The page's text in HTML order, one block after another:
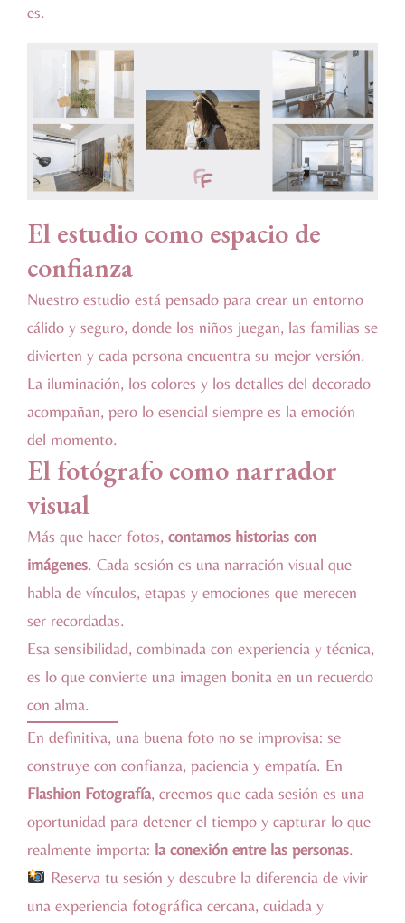
es.
El estudio como espacio de
confianza
Nuestro estudio está pensado para crear un entorno
cálido y seguro, donde los niños juegan, las familias se
divierten y cada persona encuentra su mejor versión.
La iluminación, los colores y los detalles del decorado
acompañan, pero lo esencial siempre es la emoción
del momento.
El fotógrafo como narrador
visual
Más que hacer fotos, contamos historias con
imágenes. Cada sesión es una narración visual que
habla de vínculos, etapas y emociones que merecen
ser recordadas.
Esa sensibilidad, combinada con experiencia y técnica,
es lo que convierte una imagen bonita en un recuerdo
con alma.
En definitiva, una buena foto no se improvisa: se
construye con confianza, paciencia y empatía. En
Flashion Fotografía, creemos que cada sesión es una
oportunidad para detener el tiempo y capturar lo que
realmente importa: la conexión entre las personas.
Reserva tu sesión y descubre la diferencia de vivir
una experiencia fotográfica cercana, cuidada y